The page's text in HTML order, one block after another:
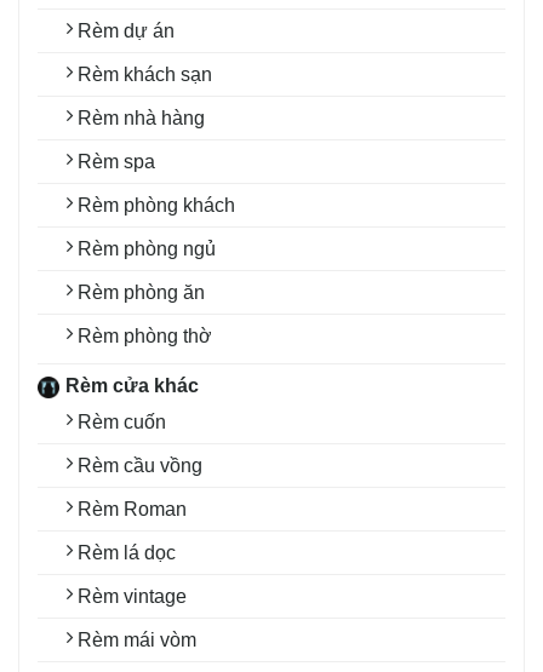
Rèm dự án
Rèm khách sạn
Rèm nhà hàng
Rèm spa
Rèm phòng khách
Rèm phòng ngủ
Rèm phòng ăn
Rèm phòng thờ
Rèm cửa khác
Rèm cuốn
Rèm cầu vồng
Rèm Roman
Rèm lá dọc
Rèm vintage
Rèm mái vòm